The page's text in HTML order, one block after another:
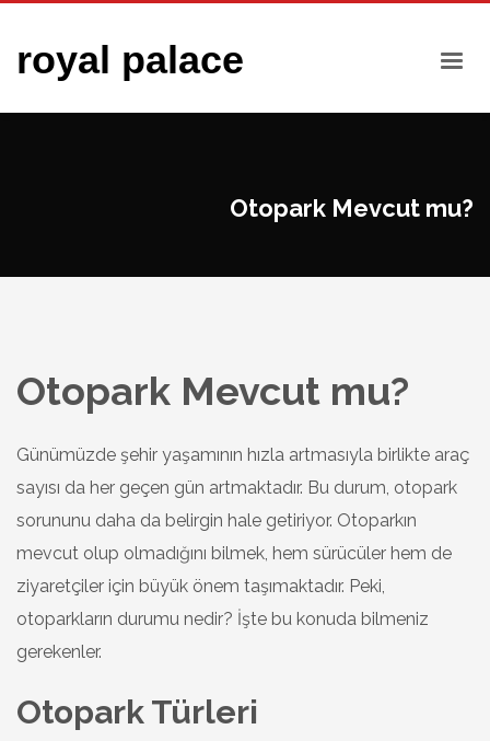
royal palace
Otopark Mevcut mu?
Otopark Mevcut mu?
Günümüzde şehir yaşamının hızla artmasıyla birlikte araç
sayısı da her geçen gün artmaktadır. Bu durum, otopark
sorununu daha da belirgin hale getiriyor. Otoparkın
mevcut olup olmadığını bilmek, hem sürücüler hem de
ziyaretçiler için büyük önem taşımaktadır. Peki,
otoparkların durumu nedir? İşte bu konuda bilmeniz
gerekenler.
Otopark Türleri